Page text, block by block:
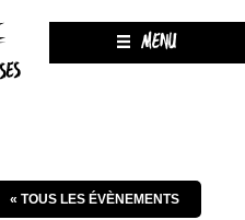
MENU
« TOUS LES ÉVÈNEMENTS